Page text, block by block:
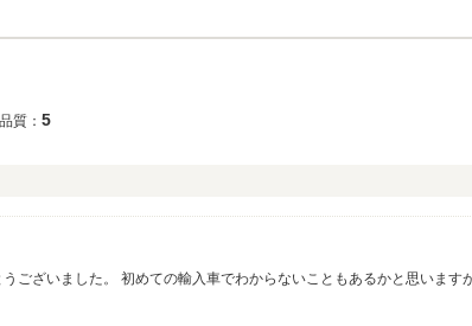
品質： 5
ございました。 初めての輸入車でわからないこともあるかと思います